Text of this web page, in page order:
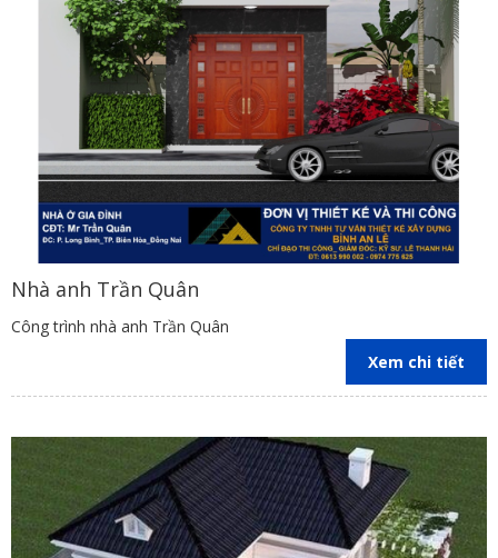
Nhà anh Trần Quân
Công trình nhà anh Trần Quân
Xem chi tiết